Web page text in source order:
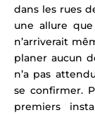
dans les rues
une allure
n’arriverait
planer aucun
n’a pas
se confirmer.
premiers